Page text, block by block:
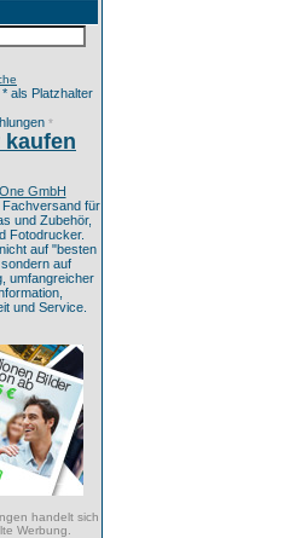
als Platzhalter
*
kaufen
GmbH
Fachversand für
und Zubehör,
Fotodrucker.
auf "besten
auf
umfangreicher
und Service.
handelt sich
Werbung.